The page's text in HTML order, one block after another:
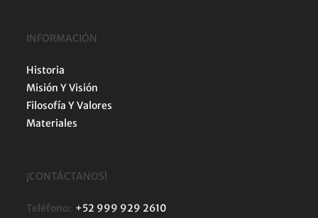
INFORMACIÓN
Historia
Misión Y Visión
Filosofía Y Valores
Materiales
¡CONTÁCTANOS!
Teléfono: +52 999 929 2610